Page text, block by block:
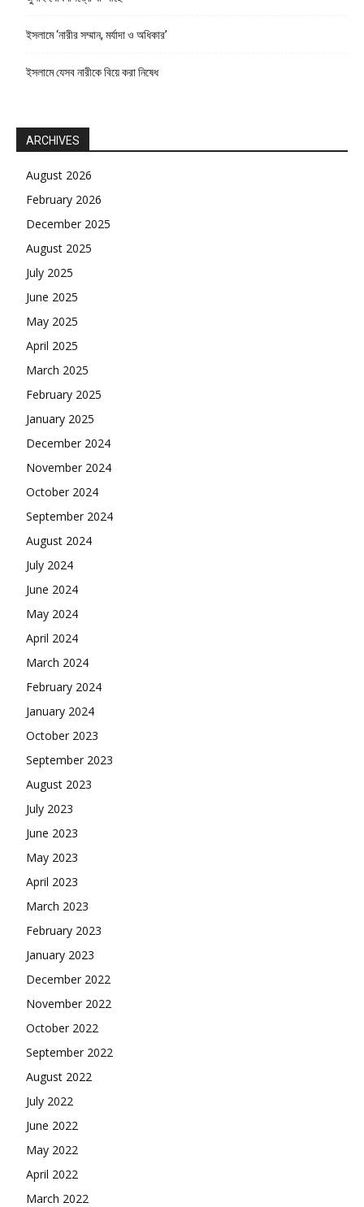
ইসলামে ‘নারীর সম্মান, মর্যাদা ও অধিকার’
ইসলামে যেসব নারীকে বিয়ে করা নিষেধ
ARCHIVES
August 2026
February 2026
December 2025
August 2025
July 2025
June 2025
May 2025
April 2025
March 2025
February 2025
January 2025
December 2024
November 2024
October 2024
September 2024
August 2024
July 2024
June 2024
May 2024
April 2024
March 2024
February 2024
January 2024
October 2023
September 2023
August 2023
July 2023
June 2023
May 2023
April 2023
March 2023
February 2023
January 2023
December 2022
November 2022
October 2022
September 2022
August 2022
July 2022
June 2022
May 2022
April 2022
March 2022